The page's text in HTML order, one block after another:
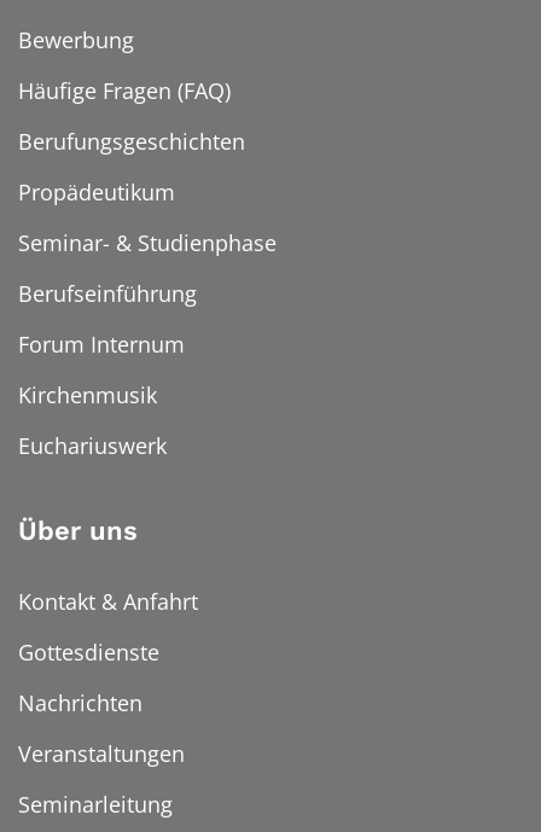
Bewerbung
Häufige Fragen (FAQ)
Berufungsgeschichten
Propädeutikum
Seminar- & Studienphase
Berufseinführung
Forum Internum
Kirchenmusik
Euchariuswerk
Über uns
Kontakt & Anfahrt
Gottesdienste
Nachrichten
Veranstaltungen
Seminarleitung